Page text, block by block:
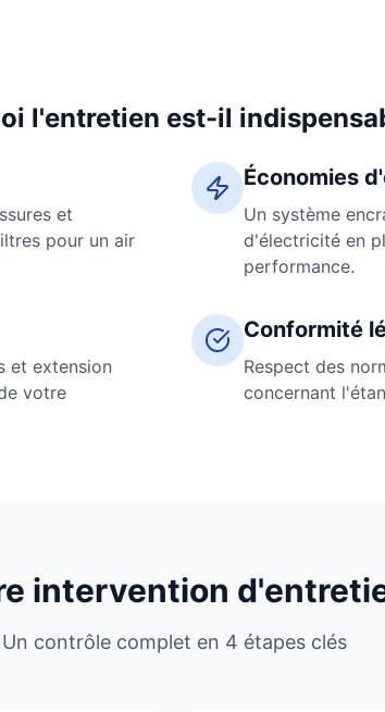
l'entretien est-il
et
pour un air
Économies
Un système
d'électricité en
performance.
et extension
votre
Conformité
Respect des
concernant
intervention
Un contrôle complet en 4 étapes clés